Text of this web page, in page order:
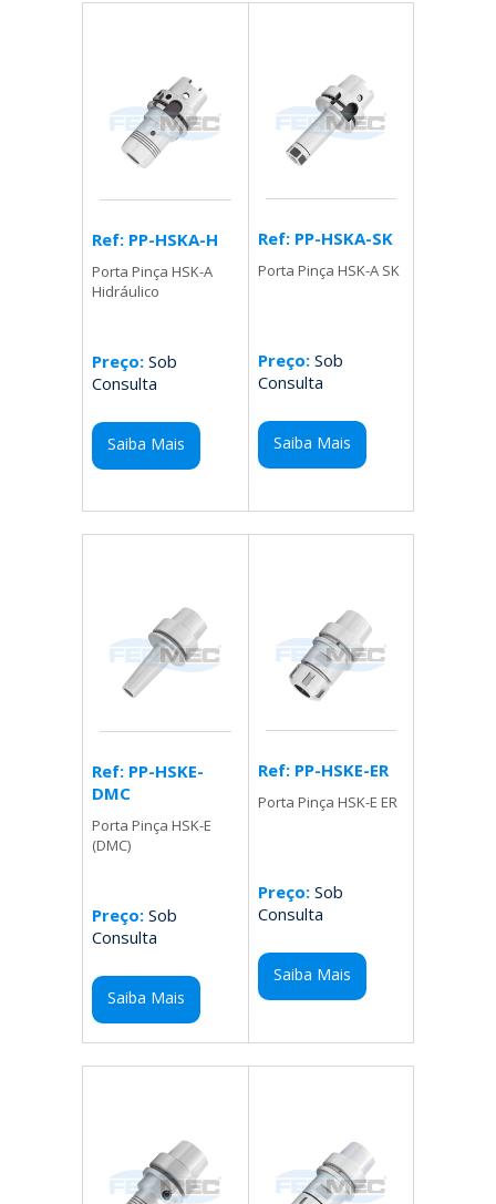
Ref: PP-HSKA-H
Porta Pinça HSK-A
Hidráulico
Preço: Sob
Consulta
Saiba Mais
Ref: PP-HSKA-SK
Porta Pinça HSK-A SK
Preço:Sob
Consulta
Saiba Mais
Ref: PP-HSKE-
DMC
Porta Pinça HSK-E
(DMC)
Preço: Sob
Consulta
Saiba Mais
Ref: PP-HSKE-ER
Porta Pinça HSK-E ER
Preço:Sob
Consulta
Saiba Mais